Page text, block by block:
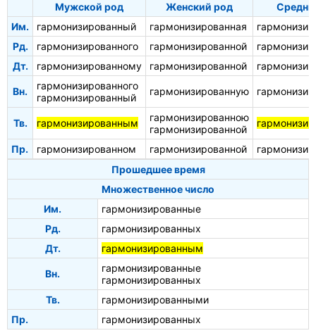
Мужской род
Женский род
Им.
гармонизированный гармонизированная
Рд.
гармонизированного гармонизированной
Дт.
гармонизированному гармонизированной
Вн.
гармонизированного
гармонизированный
гармонизированную
Тв. гармонизированным
гармонизированною
гармонизированной
Пр. гармонизированном гармонизированной
Прошедшее время
Множественное число
Им.
гармонизированные
Рд.
гармонизированных
Дт.
гармонизированным
Вн.
гармонизированные
гармонизированных
Тв.
гармонизированными
Пр.
гармонизированных